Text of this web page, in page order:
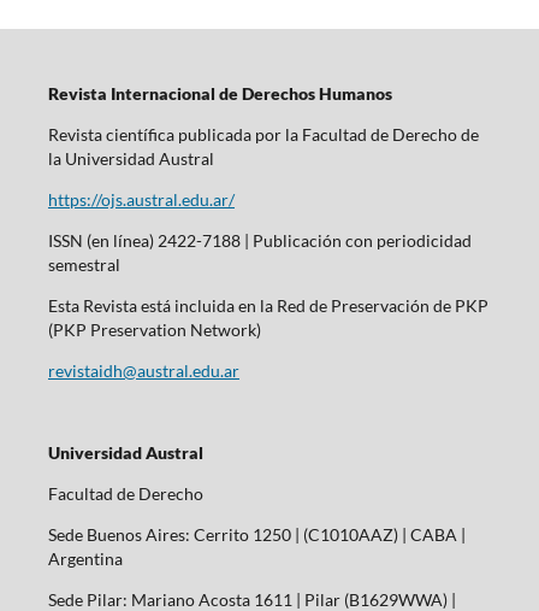
Revista Internacional de Derechos Humanos
Revista científica publicada por la Facultad de Derecho de
la Universidad Austral
https://ojs.austral.edu.ar/
ISSN (en línea) 2422-7188 | Publicación con periodicidad
semestral
Esta Revista está incluida en la Red de Preservación de PKP
(PKP Preservation Network)
revistaidh@austral.edu.ar
Universidad Austral
Facultad de Derecho
Sede Buenos Aires: Cerrito 1250 | (C1010AAZ) | CABA |
Argentina
Sede Pilar: Mariano Acosta 1611 | Pilar (B1629WWA) |